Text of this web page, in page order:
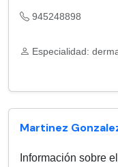
945248898
Especialidad:
Martinez
Información sobre